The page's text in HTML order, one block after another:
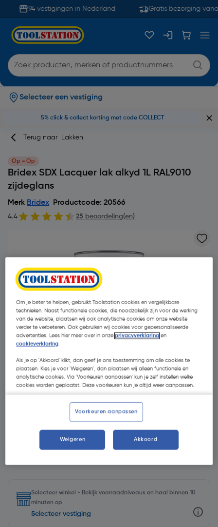
94 vestigingen in Nederland Gratis bezorging vanaf
Selecteer een vestiging
5% click & collect korting met code COLLECT
Terug naar Lakken
Op = Op
Bridex SDX Lacquer lak alkyd 1L RAL9010
zijdeglans
Merk Bridex Productcode: 20566
4.4 25 beoordeling(en)
| Excl. btw € 6,84
Kies productvariant
Selecteer winkel - Bekijk voorraadniveaus en haal binnen 10
minuten op
Selecteer vestiging
Om je beter te helpen, gebruikt Toolstation cookies en vergelijkbare
technieken. Naast functionele cookies, die noodzakelijk zijn voor de werking
van de website, plaatsen wij ook analytische cookies om onze website
verder te verbeteren. Ook gebruiken wij cookies voor gepersonaliseerde
advertenties. Lees hier meer over in onzeprivacyverklaring en
cookieverklaring.
Als je op 'Akkoord' klikt, dan geef je ons toestemming om alle cookies te
plaatsen. Kies je voor 'Weigeren', dan plaatsen wij alleen functionele en
analytische cookies. Via 'Voorkeuren aanpassen' kun je zelf instellen welke
cookies worden geplaatst. Deze voorkeuren kun je altijd weer aanpassen.
Voorkeuren aanpassen
Weigeren Akkoord